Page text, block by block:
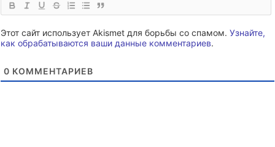
Этот сайт использует Akismet для борьбы со спамом. Узнайте,
как обрабатываются ваши данные комментариев.
0 КОММЕНТАРИЕВ